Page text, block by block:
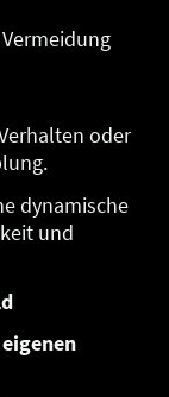
oder
dynamische
und